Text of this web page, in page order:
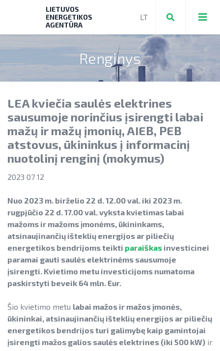
Teikti ir valdyti paraiškas bei mokėjimo
Mokėjimo prašymų formos, dokumentai
► PRIVAČIŲ ELEKTROMOBILIŲ ĮKROVIMO
PRIEIGŲ ĮRENGIMAS
► KATILŲ KEITIMAS
► PARAMA SAULĖS ELEKTRINĖMS
SAUSUMOJE
Reklaminiai paveikslėliai (baneriai)
paramai viešinti
Aktuali AEI statistika
AIE plėtros galimybių žemėlapis
Saulės elektrinių modulių ir elektros
energijos kaupimo įrenginių kainos
Jūrinės vėjo energetikos plėtra
Vandenilis
Pažangos skatinant AEI plėtrą
ataskaitos ir kiti dokumentai
AEI transporte
įrenginius
AIE gamybos įrenginių montuotojų
atestavimo sistema
NENS įgyvendinimo stebėsena
Elektros energetikos sektorius
Gamtinių dujų sektorius
Degalų ir naftos sektorius
Kelių transporto sektorius
Šilumos energijos ir biokuro sektorius
Informacija apie paslaugų teikimą
LIFE IP EnerLIT
ENSMOV Plus
PA Energy
CompositeCircle
LEAPto11
StreamSAVEplus
EVE didinimo veiksmų planas
ataskaitos
Energijos tiekėjų ir įmonių sutaupymo
susitarimų įgyvendinimas
LIETUVOS
ENERGETIKOS
AGENTŪRA
Renginys
LEA kviečia saulės elektrines
sausumoje norinčius įsirengti labai
mažų ir mažų įmonių, AIEB, PEB
atstovus, ūkininkus į informacinį
nuotolinį renginį (mokymus)
2023 07 12
Nuo 2023 m. birželio 22 d. 12.00 val. iki 2023 m.
rugpjūčio 22 d. 17.00 val. vyksta kvietimas labai
mažoms ir mažoms įmonėms, ūkininkams,
atsinaujinančių išteklių energijos ar piliečių
energetikos bendrijoms teikti paraiškas investicinei
paramai gauti saulės elektrinėms sausumoje
įsirengti. Kvietimo metu investicijoms numatoma
paskirstyti beveik 64 mln. Eur.
Šio kvietimo metu labai mažos ir mažos įmonės,
ūkininkai, atsinaujinančių išteklių energijos ar piliečių
energetikos bendrijos turi galimybę kaip gamintojai
įsirengti mažos galios saulės elektrines (iki 500 kW) ir